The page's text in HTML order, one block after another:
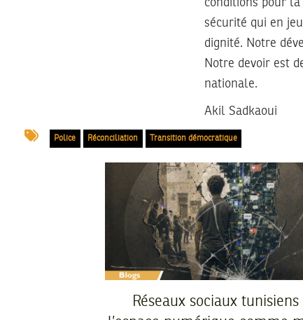
conditions pour la
sécurité qui en
dignité. Notre
Notre devoir est
nationale.
Akil Sadkaoui
Police Réconciliation Transition démocratique
Réseaux sociaux tunisiens